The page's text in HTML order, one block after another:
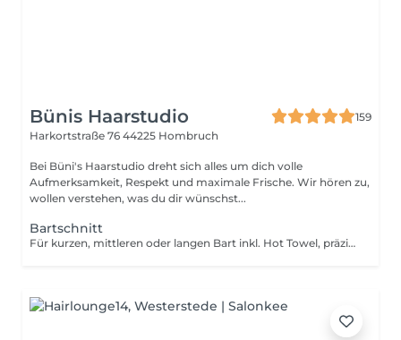
Bünis Haarstudio
159
Harkortstraße 76 44225 Hombruch
Bei Büni's Haarstudio dreht sich alles um dich volle
Aufmerksamkeit, Respekt und maximale Frische. Wir hören zu,
wollen verstehen, was du dir wünschst...
Bartschnitt
Für kurzen, mittleren oder langen Bart inkl. Hot Towel, präziser Konturen sowie Rasur & Beratung passend zu deiner Gesichtsform. Frisch, gepflegt und individuell auf dich abgestimmt. #Maximalefrische